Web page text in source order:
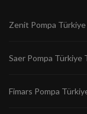
Zenit Pompa
Saer Pompa
Fimars Pompa